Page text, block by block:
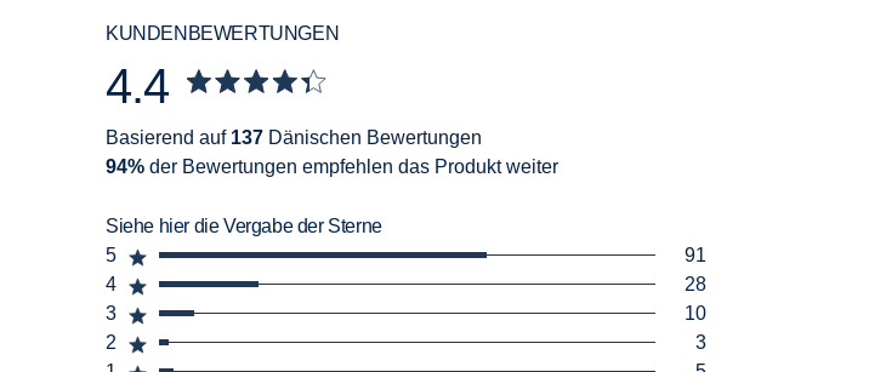
KUNDENBEWERTUNGEN
4.4
Basierend auf 137 Dänischen Bewertungen
94% der Bewertungen empfehlen das Produkt weiter
Siehe hier die Vergabe der Sterne
5
91
4
28
3
10
2
3